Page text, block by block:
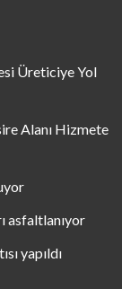
Üreticiye Yol
Alanı Hizmete
asfaltlanıyor
yapıldı